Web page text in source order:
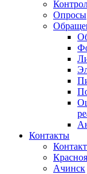
Опросы
Контакты
Ачинск